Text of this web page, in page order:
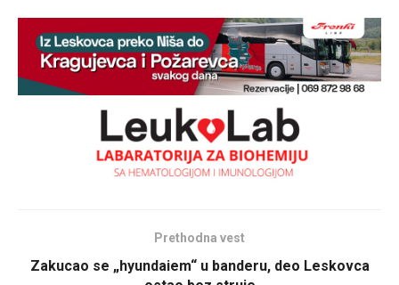
Prethodna vest
Zakucao se „hyundaiem“ u banderu, deo Leskovca